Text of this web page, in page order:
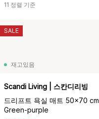
11 정렬 기준
재고있음
Scandi Living | 스칸디리빙
드리프트 욕실 매트 50x70 cm,
Green-purple
SALE